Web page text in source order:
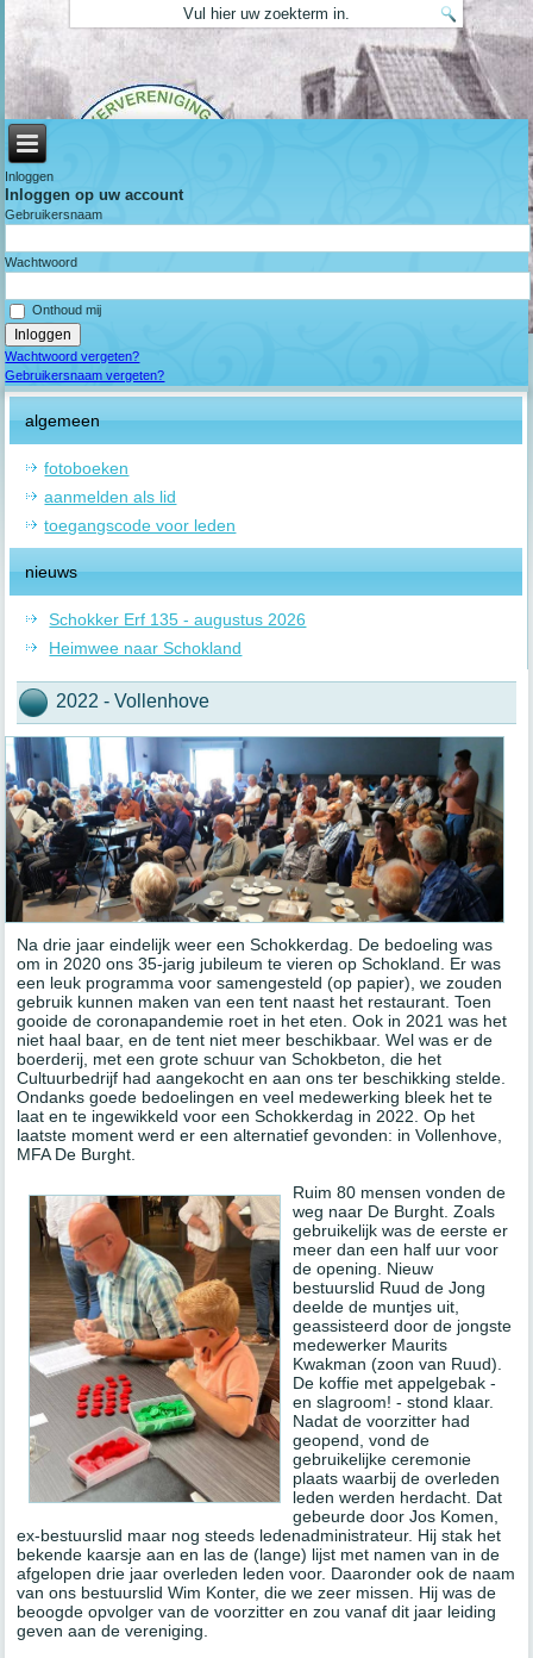
Inloggen
Inloggen op uw account
Gebruikersnaam
Wachtwoord
Onthoud mij
Wachtwoord vergeten?
Gebruikersnaam vergeten?
algemeen
fotoboeken
aanmelden als lid
toegangscode voor leden
nieuws
Schokker Erf 135 - augustus 2026
Heimwee naar Schokland
2022 - Vollenhove
Na drie jaar eindelijk weer een Schokkerdag. De bedoeling was
om in 2020 ons 35-jarig jubileum te vieren op Schokland. Er was
een leuk programma voor samengesteld (op papier), we zouden
gebruik kunnen maken van een tent naast het restaurant. Toen
gooide de coronapandemie roet in het eten. Ook in 2021 was het
niet haal baar, en de tent niet meer beschikbaar. Wel was er de
boerderij, met een grote schuur van Schokbeton, die het
Cultuurbedrijf had aangekocht en aan ons ter beschikking stelde.
Ondanks goede bedoelingen en veel medewerking bleek het te
laat en te ingewikkeld voor een Schokkerdag in 2022. Op het
laatste moment werd er een alternatief gevonden: in Vollenhove,
MFA De Burght.
Ruim 80 mensen vonden de
weg naar De Burght. Zoals
gebruikelijk was de eerste er
meer dan een half uur voor
de opening. Nieuw
bestuurslid Ruud de Jong
deelde de muntjes uit,
geassisteerd door de jongste
medewerker Maurits
Kwakman (zoon van Ruud).
De koffie met appelgebak -
en slagroom! - stond klaar.
Nadat de voorzitter had
geopend, vond de
gebruikelijke ceremonie
plaats waarbij de overleden
leden werden herdacht. Dat
gebeurde door Jos Komen,
ex-bestuurslid maar nog steeds ledenadministrateur. Hij stak het
bekende kaarsje aan en las de (lange) lijst met namen van in de
afgelopen drie jaar overleden leden voor. Daaronder ook de naam
van ons bestuurslid Wim Konter, die we zeer missen. Hij was de
beoogde opvolger van de voorzitter en zou vanaf dit jaar leiding
geven aan de vereniging.